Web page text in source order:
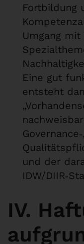
Fortbildung
Umgang mit
Eine gut
entsteht
und der
IDW/
IV.